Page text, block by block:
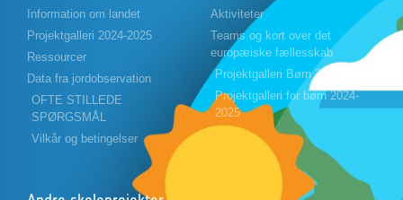
Information om landet
Projektgalleri 2024-2025
Ressourcer
Data fra jordobservation
OFTE STILLEDE
SPØRGSMÅL
Vilkår og betingelser
Aktiviteter
Teams og kort over det
europæiske fællesskab
Projektgalleri Børn 2023-2024
Projektgalleri for børn 2024-
2025